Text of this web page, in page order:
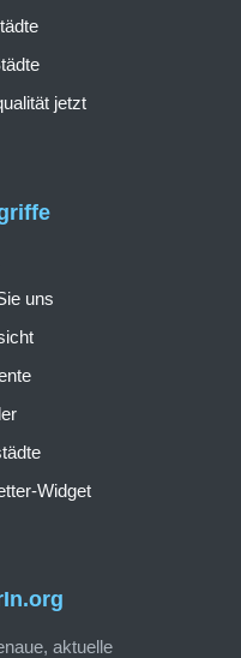
aktuelle
uns
Widget
jetzt